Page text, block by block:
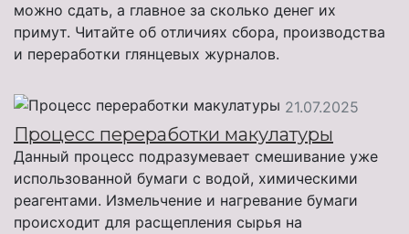
можно сдать, а главное за сколько денег их
примут. Читайте об отличиях сбора, производства
и переработки глянцевых журналов.
21.07.2025
Процесс переработки макулатуры
Данный процесс подразумевает смешивание уже
использованной бумаги с водой, химическими
реагентами. Измельчение и нагревание бумаги
происходит для расщепления сырья на